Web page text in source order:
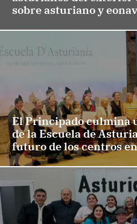
sobre asturiano y
El Principado culmina
de la Escuela de
futuro de los centros